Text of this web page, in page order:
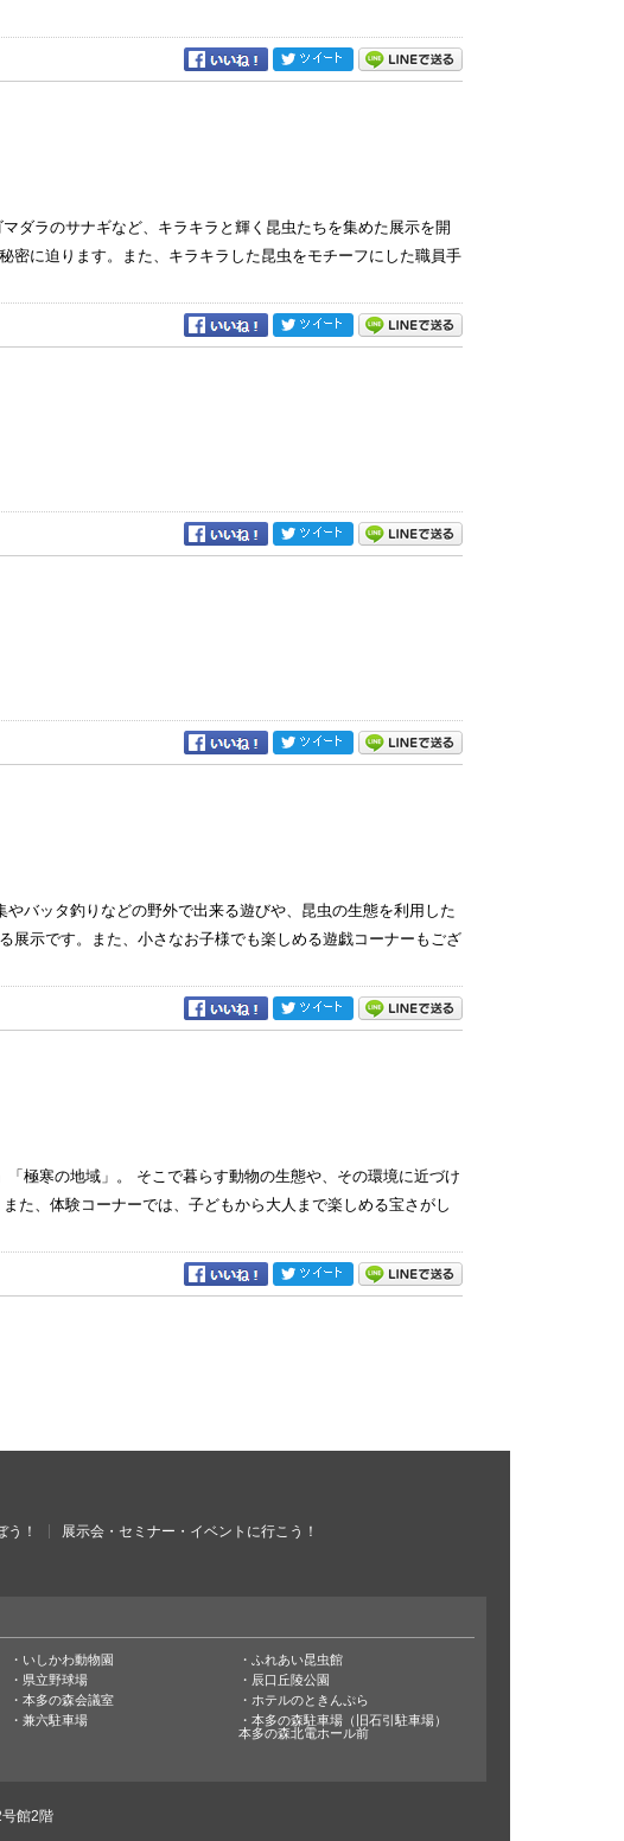
ダラのサナギなど、キラキラと輝く昆虫たちを集めた展示を開
密に迫ります。また、キラキラした昆虫をモチーフにした職員手
ッタ釣りなどの野外で出来る遊びや、昆虫の生態を利用した
展示です。また、小さなお子様でも楽しめる遊戯コーナーもござ
極寒の地域」。 そこで暮らす動物の生態や、その環境に近づけ
、体験コーナーでは、子どもから大人まで楽しめる宝さがし
う！
展示会・セミナー・イベントに行こう！
いしかわ動物園
ふれあい昆虫館
県立野球場
辰口丘陵公園
本多の森会議室
ホテルのときんぷら
兼六駐車場
本多の森駐車場（旧石引駐車場）
本多の森北電ホール前
館2階